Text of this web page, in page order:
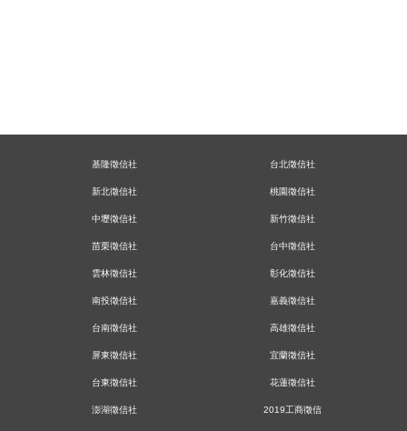
基隆徵信社 台北徵信社
新北徵信社 桃園徵信社
中壢徵信社 新竹徵信社
苗栗徵信社 台中徵信社
雲林徵信社 彰化徵信社
南投徵信社 嘉義徵信社
台南徵信社 高雄徵信社
屏東徵信社 宜蘭徵信社
台東徵信社 花蓮徵信社
澎湖徵信社 2019工商徵信